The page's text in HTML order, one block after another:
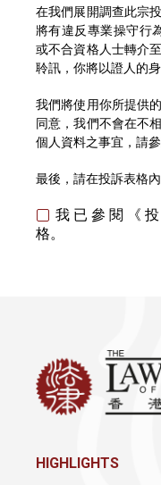
在我們展開調查此宗
將有違反專業操守行
或不合資格人士轉介
聆訊，你將以證人的身
我們將使用你所提供
同意，我們不會在不
個人資料之事宜，請
最後，請在投訴表格
我 已 參 閱 《
格。
HIGHLIGHTS